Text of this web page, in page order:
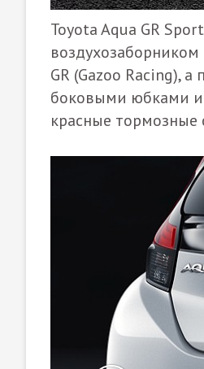
Toyota Aqua GR
GR (Gazoo Racing),
боковыми юбками
красные тормозные